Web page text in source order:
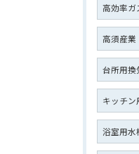
高効率ガ
高須産業
台所用換
キッチン
浴室用水